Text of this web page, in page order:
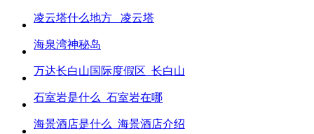
凌云塔什么地方_ 凌云塔
海泉湾神秘岛
万达长白山国际度假区_长白山
石室岩是什么_石室岩在哪
海景酒店是什么_海景酒店介绍